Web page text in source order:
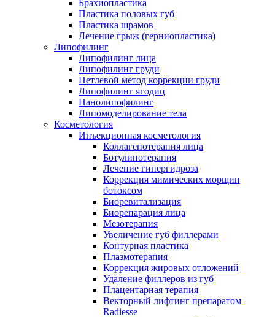
Брахиопластика
Пластика половых губ
Пластика шрамов
Лечение грыж (герниопластика)
Липофилинг
Липофилинг лица
Липофилинг груди
Петлевой метод коррекции груди
Липофилинг ягодиц
Нанолипофилинг
Липомоделирование тела
Косметология
Инъекционная косметология
Коллагенотерапия лица
Ботулинотерапия
Лечение гипергидроза
Коррекция мимических морщин
ботоксом
Биоревитализация
Биорепарация лица
Мезотерапия
Увеличение губ филлерами
Контурная пластика
Плазмотерапия
Коррекция жировых отложений
Удаление филлеров из губ
Плацентарная терапия
Векторный лифтинг препаратом
Radiesse